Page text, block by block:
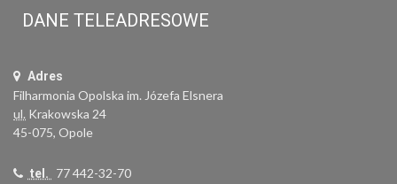
DANE TELEADRESOWE
Adres
Filharmonia Opolska im. Józefa Elsnera
ul. Krakowska 24
45-075, Opole
tel. 77 442-32-70